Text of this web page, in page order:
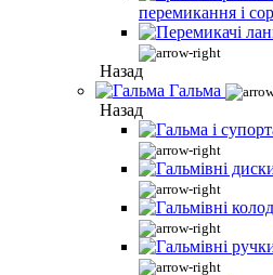
перемикання і
Назад
Гальма
Назад